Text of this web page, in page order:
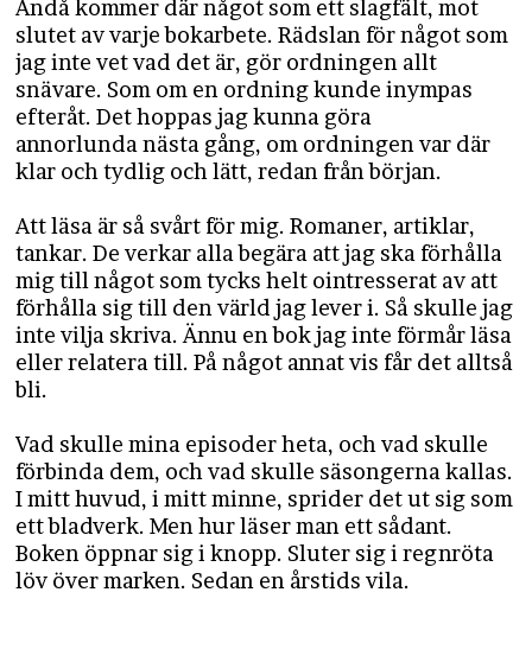
Ändå kommer där något som ett slagfält, mot
slutet av varje bokarbete. Rädslan för något som
jag inte vet vad det är, gör ordningen allt
snävare. Som om en ordning kunde inympas
efteråt. Det hoppas jag kunna göra
annorlunda nästa gång, om ordningen var där
klar och tydlig och lätt, redan från början.
Att läsa är så svårt för mig. Romaner, artiklar,
tankar. De verkar alla begära att jag ska förhålla
mig till något som tycks helt ointresserat av att
förhålla sig till den värld jag lever i. Så skulle jag
inte vilja skriva. Ännu en bok jag inte förmår läsa
eller relatera till. På något annat vis får det alltså
bli.
Vad skulle mina episoder heta, och vad skulle
förbinda dem, och vad skulle säsongerna kallas.
I mitt huvud, i mitt minne, sprider det ut sig som
ett bladverk. Men hur läser man ett sådant.
Boken öppnar sig i knopp. Sluter sig i regnröta
löv över marken. Sedan en årstids vila.